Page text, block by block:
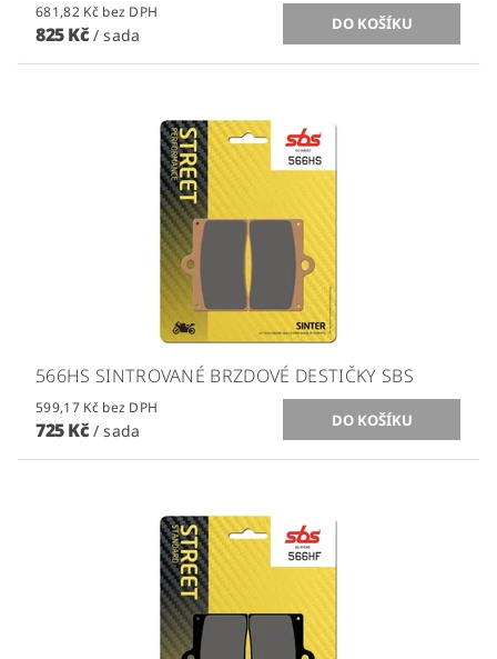
681,82 Kč bez DPH
825 Kč / sada
566HS SINTROVANÉ BRZDOVÉ DESTIČKY SBS
599,17 Kč bez DPH
725 Kč / sada